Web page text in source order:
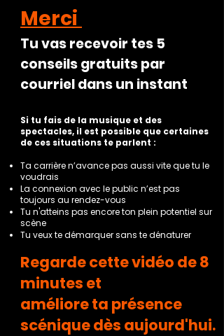
Merci
Tu vas recevoir tes 5
conseils gratuits par
courriel dans un instant
Si tu fais de la musique et des
spectacles, il est possible que certaines
de ces situations te parlent :
Ta carrière n’avance pas aussi vite que tu le
voudrais
La connexion avec le public n’est pas
toujours au rendez-vous
Tu n'atteins pas encore ton plein potentiel sur
scène
Tu veux te démarquer sans te dénaturer
Regarde cette vidéo de 8
minutes et
améliore ta présence
scénique dès aujourd'hui.